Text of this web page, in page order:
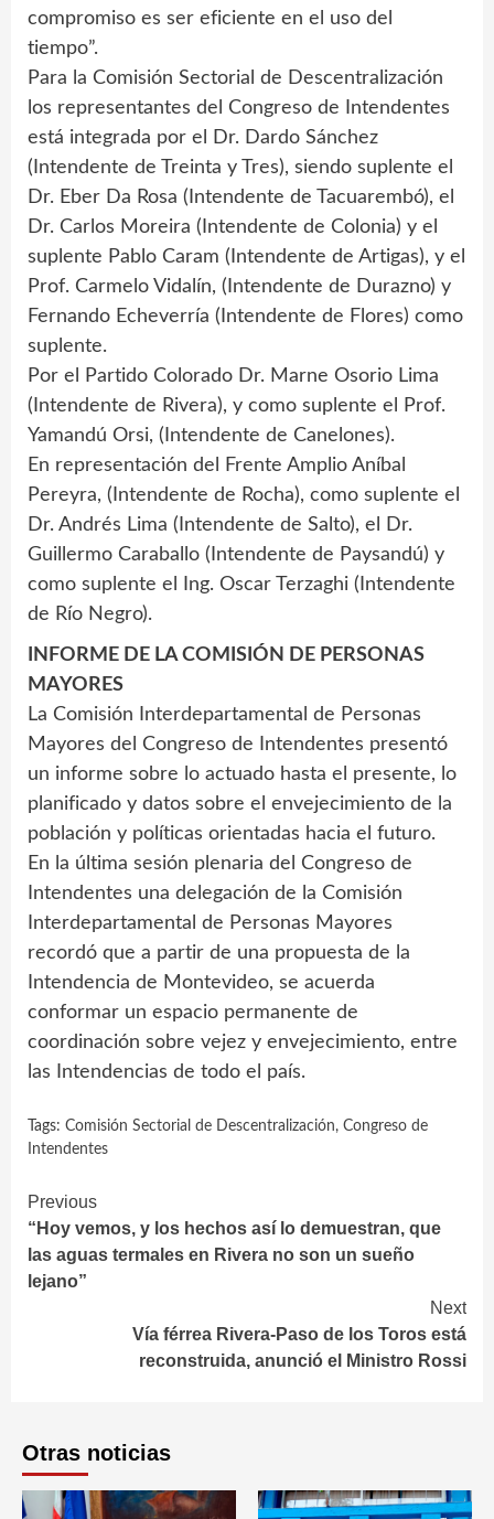
compromiso es ser eficiente en el uso del
tiempo”.
Para la Comisión Sectorial de Descentralización
los representantes del Congreso de Intendentes
está integrada por el Dr. Dardo Sánchez
(Intendente de Treinta y Tres), siendo suplente el
Dr. Eber Da Rosa (Intendente de Tacuarembó), el
Dr. Carlos Moreira (Intendente de Colonia) y el
suplente Pablo Caram (Intendente de Artigas), y el
Prof. Carmelo Vidalín, (Intendente de Durazno) y
Fernando Echeverría (Intendente de Flores) como
suplente.
Por el Partido Colorado Dr. Marne Osorio Lima
(Intendente de Rivera), y como suplente el Prof.
Yamandú Orsi, (Intendente de Canelones).
En representación del Frente Amplio Aníbal
Pereyra, (Intendente de Rocha), como suplente el
Dr. Andrés Lima (Intendente de Salto), el Dr.
Guillermo Caraballo (Intendente de Paysandú) y
como suplente el Ing. Oscar Terzaghi (Intendente
de Río Negro).
INFORME DE LA COMISIÓN DE PERSONAS
MAYORES
La Comisión Interdepartamental de Personas
Mayores del Congreso de Intendentes presentó
un informe sobre lo actuado hasta el presente, lo
planificado y datos sobre el envejecimiento de la
población y políticas orientadas hacia el futuro.
En la última sesión plenaria del Congreso de
Intendentes una delegación de la Comisión
Interdepartamental de Personas Mayores
recordó que a partir de una propuesta de la
Intendencia de Montevideo, se acuerda
conformar un espacio permanente de
coordinación sobre vejez y envejecimiento, entre
las Intendencias de todo el país.
Tags: Comisión Sectorial de Descentralización, Congreso de
Intendentes
Continue
Reading
Previous
“Hoy vemos, y los hechos así lo demuestran, que
las aguas termales en Rivera no son un sueño
lejano”
Next
Vía férrea Rivera-Paso de los Toros está
reconstruida, anunció el Ministro Rossi
Otras noticias